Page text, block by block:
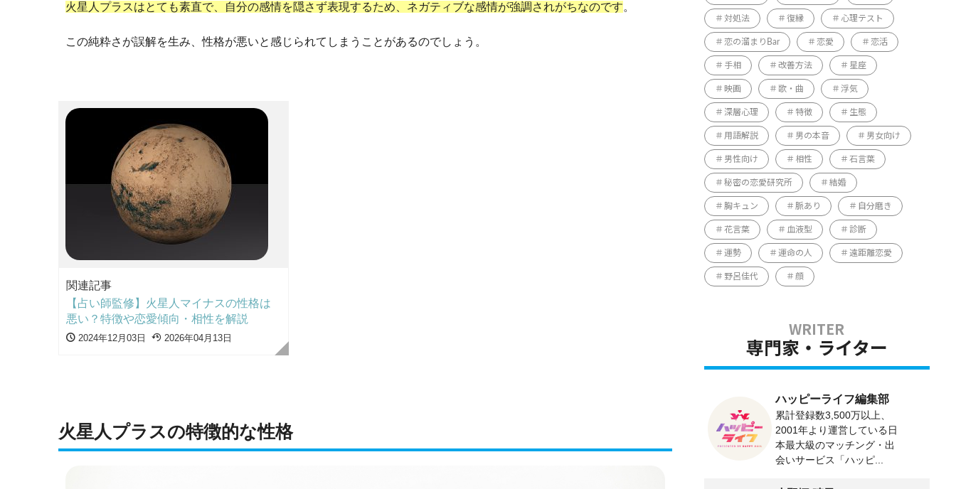
火星人プラスはとても素直で、自分の感情を隠さず表現するため、ネガティブな感情が強調されがちなのです。
この純粋さが誤解を生み、性格が悪いと感じられてしまうことがあるのでしょう。
関連記事
【占い師監修】火星人マイナスの性格は
悪い？特徴や恋愛傾向・相性を解説
2024年12月03日 2026年04月13日
火星人プラスの特徴的な性格
対処法 復縁 心理テスト
恋の溜まりBar 恋愛 恋活
手相 改善方法 星座
映画 歌・曲 浮気
深層心理 特徴 生態
用語解説 男の本音 男女向け
男性向け 相性 石言葉
秘密の恋愛研究所 結婚
胸キュン 脈あり 自分磨き
花言葉 血液型 診断
運勢 運命の人 遠距離恋愛
野呂佳代 顔
専門家・ライター
ハッピーライフ編集部
累計登録数3,500万以上、
2001年より運営している日
本最大級のマッチング・出
会いサービス「ハッピ...